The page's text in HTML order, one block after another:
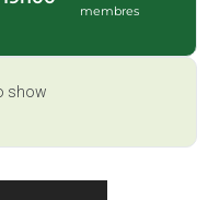
membres
show